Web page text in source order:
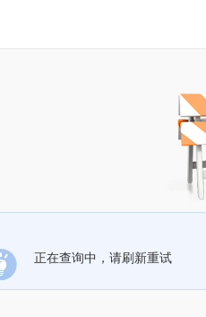
正在查询中，请刷新重试